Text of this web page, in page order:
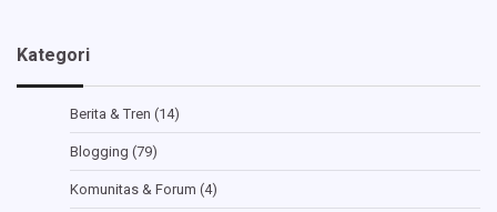
Kategori
Berita & Tren (14)
Blogging (79)
Komunitas & Forum (4)